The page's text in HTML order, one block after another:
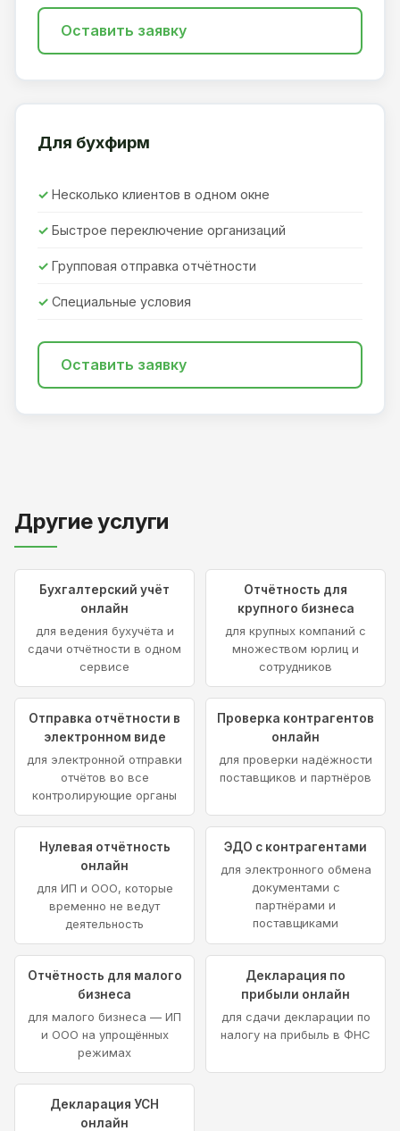
Оставить заявку
Для бухфирм
Несколько клиентов в одном окне
Быстрое переключение организаций
Групповая отправка отчётности
Специальные условия
Оставить заявку
Другие услуги
Бухгалтерский учёт
онлайн
для ведения бухучёта и
сдачи отчётности в одном
сервисе
Отчётность для
крупного бизнеса
для крупных компаний с
множеством юрлиц и
сотрудников
Отправка отчётности в
электронном виде
для электронной отправки
отчётов во все
контролирующие органы
Проверка контрагентов
онлайн
для проверки надёжности
поставщиков и партнёров
Нулевая отчётность
онлайн
для ИП и ООО, которые
временно не ведут
деятельность
ЭДО с контрагентами
для электронного обмена
документами с
партнёрами и
поставщиками
Отчётность для малого
бизнеса
для малого бизнеса — ИП
и ООО на упрощённых
режимах
Декларация по
прибыли онлайн
для сдачи декларации по
налогу на прибыль в ФНС
Декларация УСН
онлайн